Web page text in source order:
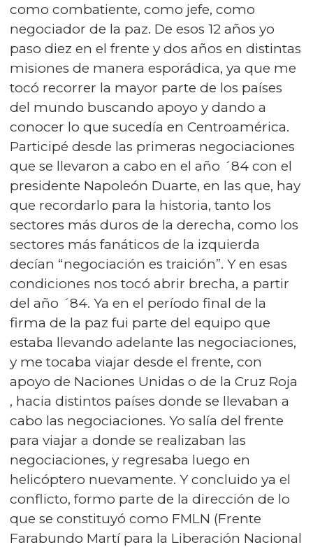
como combatiente, como jefe, como
negociador de la paz. De esos 12 años yo
paso diez en el frente y dos años en distintas
misiones de manera esporádica, ya que me
tocó recorrer la mayor parte de los países
del mundo buscando apoyo y dando a
conocer lo que sucedía en Centroamérica.
Participé desde las primeras negociaciones
que se llevaron a cabo en el año ´84 con el
presidente Napoleón Duarte, en las que, hay
que recordarlo para la historia, tanto los
sectores más duros de la derecha, como los
sectores más fanáticos de la izquierda
decían “negociación es traición”. Y en esas
condiciones nos tocó abrir brecha, a partir
del año ´84. Ya en el período final de la
firma de la paz fui parte del equipo que
estaba llevando adelante las negociaciones,
y me tocaba viajar desde el frente, con
apoyo de Naciones Unidas o de la Cruz Roja
, hacia distintos países donde se llevaban a
cabo las negociaciones. Yo salía del frente
para viajar a donde se realizaban las
negociaciones, y regresaba luego en
helicóptero nuevamente. Y concluido ya el
conflicto, formo parte de la dirección de lo
que se constituyó como FMLN (Frente
Farabundo Martí para la Liberación Nacional